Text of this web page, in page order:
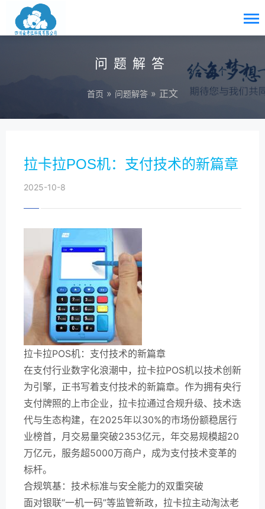
问题解答
首页 » 问题解答 » 正文
拉卡拉POS机：支付技术的新篇章
2025-10-8
拉卡拉POS机：支付技术的新篇章
在支付行业数字化浪潮中，拉卡拉POS机以技术创新
为引擎，正书写着支付技术的新篇章。作为拥有央行
支付牌照的上市企业，拉卡拉通过合规升级、技术迭
代与生态构建，在2025年以30%的市场份额稳居行
业榜首，月交易量突破2353亿元，年交易规模超20
万亿元，服务超5000万商户，成为支付技术变革的
标杆。
合规筑基：技术标准与安全能力的双重突破
面对银联“一机一码”等监管新政，拉卡拉主动淘汰老